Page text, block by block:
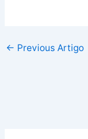
← Previous Artigo